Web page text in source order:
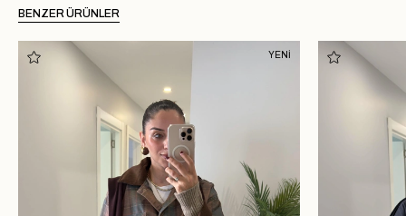
BENZER ÜRÜNLER
YENİ